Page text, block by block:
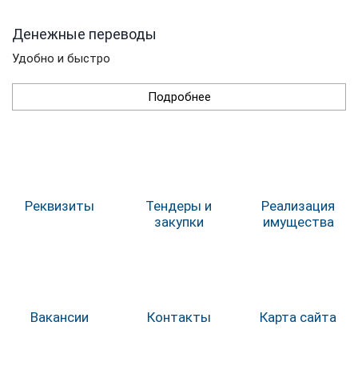
Денежные переводы
Удобно и быстро
Подробнее
Реквизиты
Тендеры и
закупки
Реализация
имущества
Вакансии Контакты Карта сайта